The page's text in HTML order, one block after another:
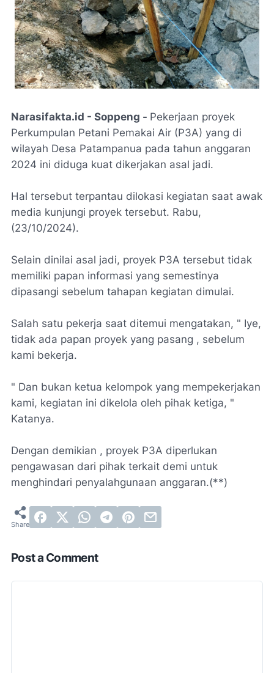
Narasifakta.id - Soppeng - Pekerjaan proyek
Perkumpulan Petani Pemakai Air (P3A) yang di
wilayah Desa Patampanua pada tahun anggaran
2024 ini diduga kuat dikerjakan asal jadi.
Hal tersebut terpantau dilokasi kegiatan saat awak
media kunjungi proyek tersebut. Rabu,
(23/10/2024).
Selain dinilai asal jadi, proyek P3A tersebut tidak
memiliki papan informasi yang semestinya
dipasangi sebelum tahapan kegiatan dimulai.
Salah satu pekerja saat ditemui mengatakan, " Iye,
tidak ada papan proyek yang pasang , sebelum
kami bekerja.
" Dan bukan ketua kelompok yang mempekerjakan
kami, kegiatan ini dikelola oleh pihak ketiga, "
Katanya.
Dengan demikian , proyek P3A diperlukan
pengawasan dari pihak terkait demi untuk
menghindari penyalahgunaan anggaran.(**)
Post a Comment